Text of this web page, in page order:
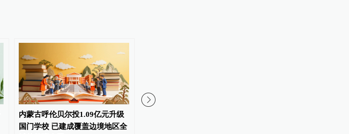
内蒙古呼伦贝尔投1.09亿元升级
国门学校 已建成覆盖边境地区全